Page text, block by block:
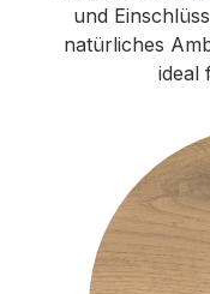
und
natürliches
ideal